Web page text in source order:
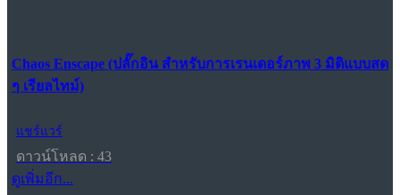
Chaos Enscape (ปลั๊กอิน สำหรับการเรนเดอร์ภาพ 3 มิติแบบสด
ๆ เรียลไทม์)
แชร์แวร์
ดาวน์โหลด : 43
ดูเพิ่มอีก...